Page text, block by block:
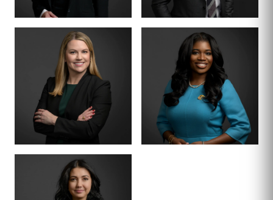
LETTY
MARTÍNEZ
CERTIFICADO POR EL
COLEGIO DE
ABOGADOS ·
DERECHO PENAL
CONSEJERO SENIOR
MIKE HANSON
CERTIFICADO POR EL
COLEGIO DE
ABOGADOS ·
DERECHO DE MENORES
ASOCIADO SENIOR
THORNTON